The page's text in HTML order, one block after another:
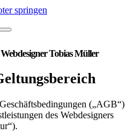
springen
Tobias Müller
(„AGB“)
des Webdesigners